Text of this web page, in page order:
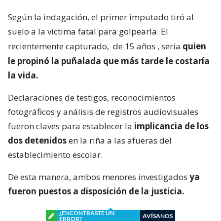
Según la indagación, el primer imputado tiró al
suelo a la víctima fatal para golpearla. El
recientemente capturado, de 15 años , sería quien
le propinó la puñalada que más tarde le costaría
la vida.
Declaraciones de testigos, reconocimientos
fotográficos y análisis de registros audiovisuales
fueron claves para establecer la implicancia de los
dos detenidosen la riña a las afueras del
establecimiento escolar.
De esta manera, ambos menores investigados ya
fueron puestos a disposición de la justicia.
¿ENCONTRASTE UN
ERROR?
AVÍSANOS